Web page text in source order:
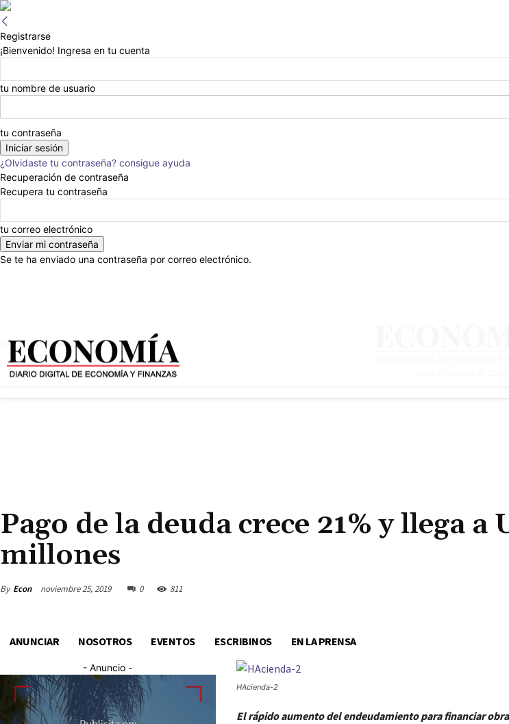
Registrarse
¡Bienvenido! Ingresa en tu cuenta
tu nombre de usuario
tu contraseña
¿Olvidaste tu contraseña? consigue ayuda
Recuperación de contraseña
Recupera tu contraseña
tu correo electrónico
Se te ha enviado una contraseña por correo electrónico.
20.7 Asunción
Pago de la deuda crece 21% y llega a
millones
By Econ noviembre 25, 2019 0 811
ANUNCIAR NOSOTROS EVENTOS ESCRIBINOS EN LA PRENSA
- Anuncio -
HAcienda-2
El rápido aumento del endeudamiento para financiar